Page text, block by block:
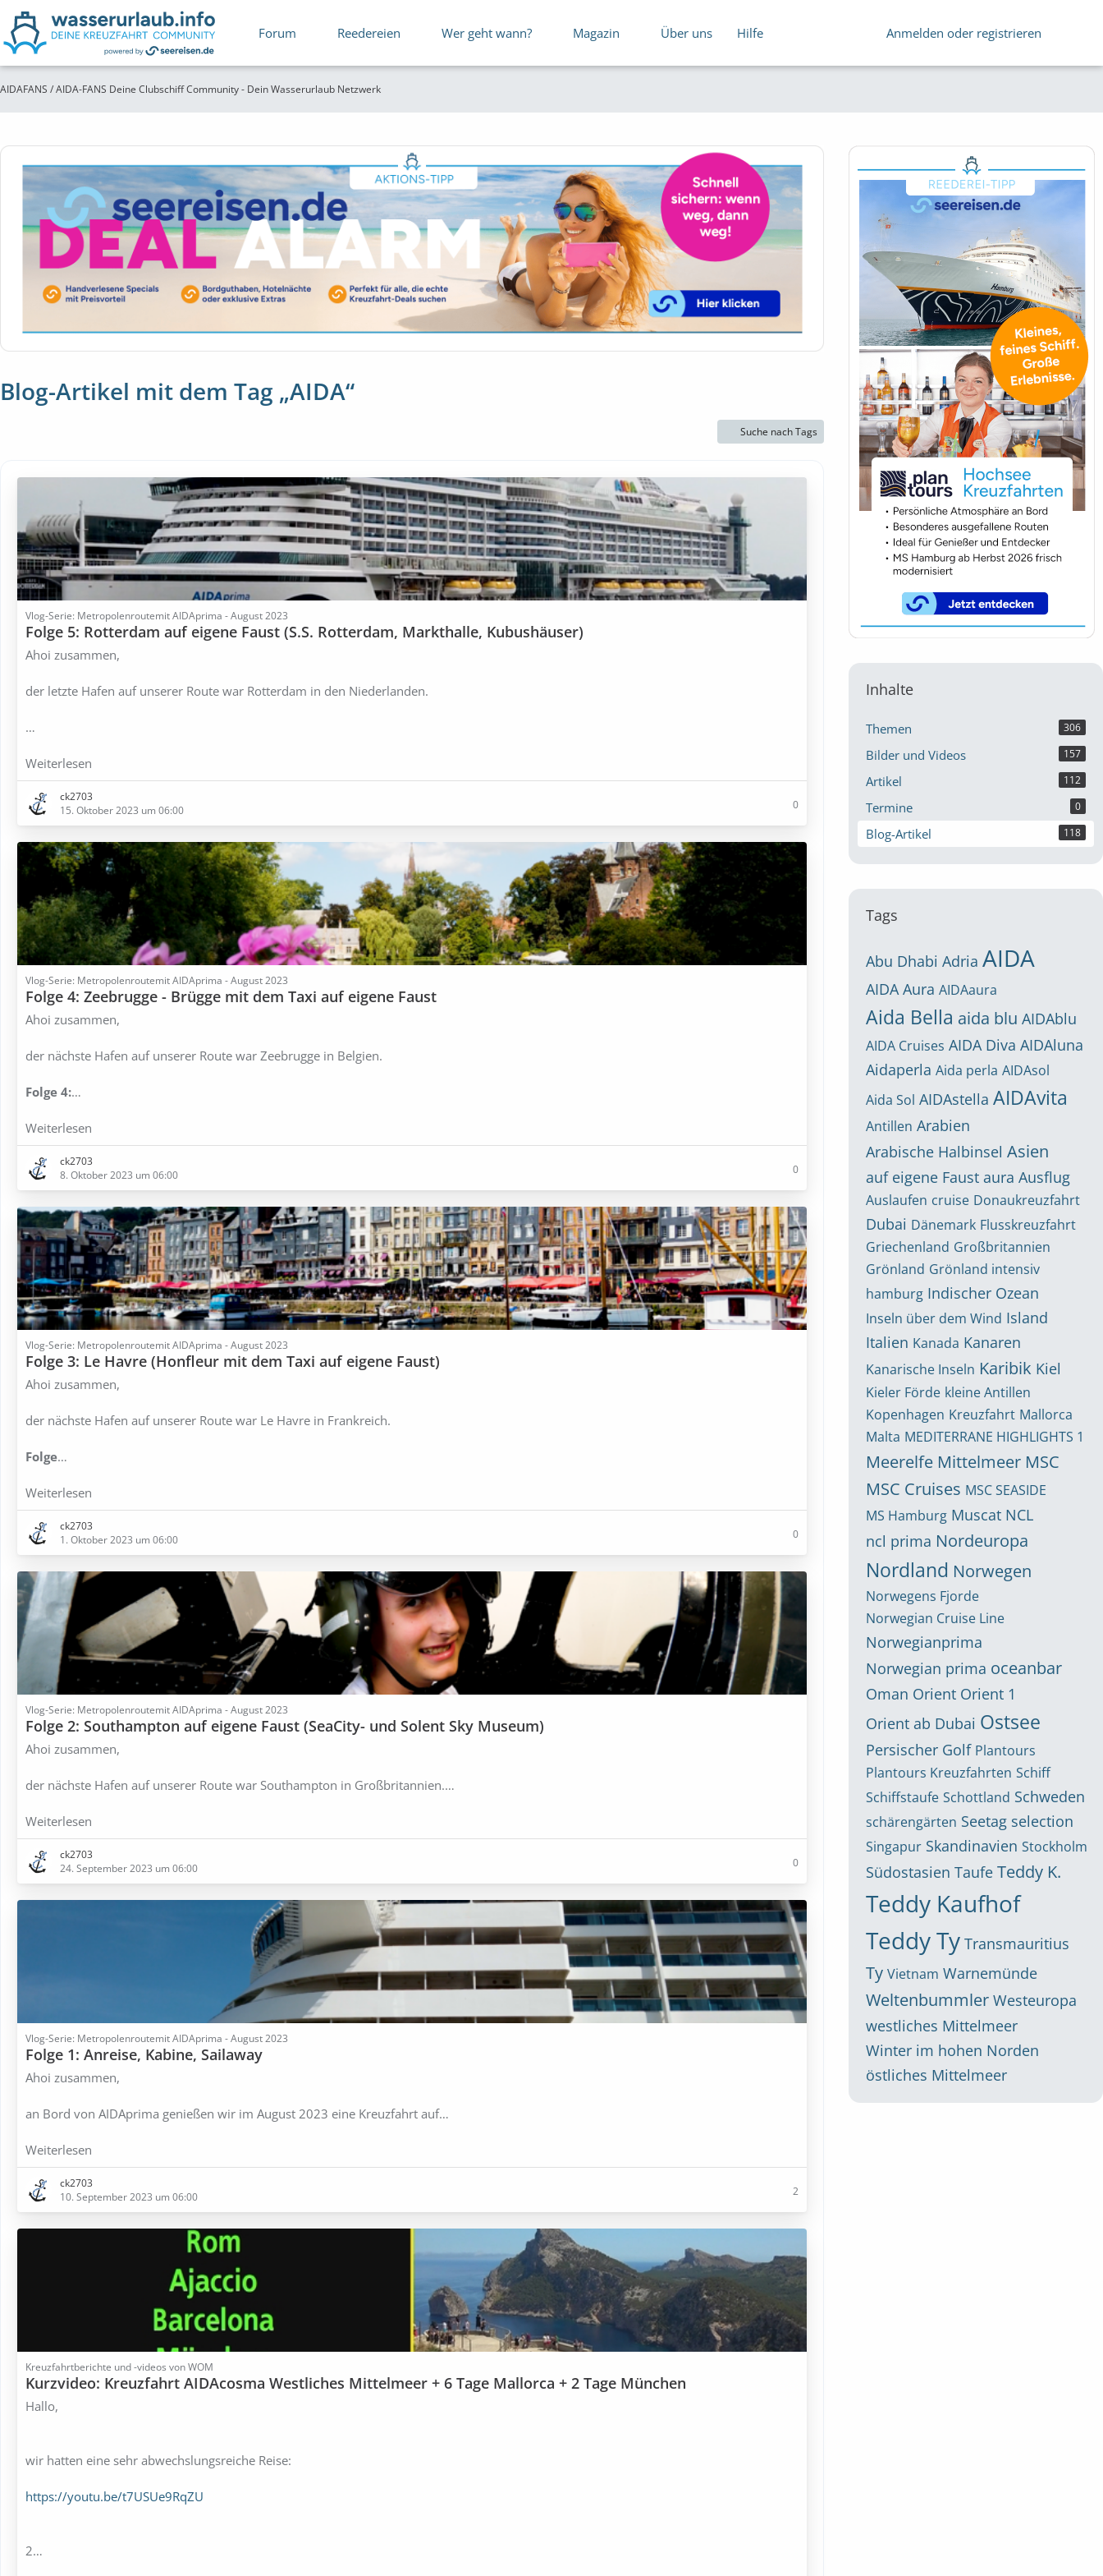
Forum Reedereien Wer geht wann? Magazin Über uns Hilfe Anmelden oder registrieren
AIDAFANS / AIDA-FANS Deine Clubschiff Community - Dein Wasserurlaub Netzwerk
Blog-Artikel mit dem Tag „AIDA“
Suche nach Tags
Vlog-Serie: Metropolenroutemit AIDAprima - August 2023
Folge 5: Rotterdam auf eigene Faust (S.S. Rotterdam, Markthalle, Kubushäuser)
Ahoi zusammen,
der letzte Hafen auf unserer Route war Rotterdam in den Niederlanden.
…
Weiterlesen
ck2703
15. Oktober 2023 um 06:00
0
Vlog-Serie: Metropolenroutemit AIDAprima - August 2023
Folge 4: Zeebrugge - Brügge mit dem Taxi auf eigene Faust
Ahoi zusammen,
der nächste Hafen auf unserer Route war Zeebrugge in Belgien.
Folge 4:…
Weiterlesen
ck2703
8. Oktober 2023 um 06:00
0
Vlog-Serie: Metropolenroutemit AIDAprima - August 2023
Folge 3: Le Havre (Honfleur mit dem Taxi auf eigene Faust)
Ahoi zusammen,
der nächste Hafen auf unserer Route war Le Havre in Frankreich.
Folge…
Weiterlesen
ck2703
1. Oktober 2023 um 06:00
0
Vlog-Serie: Metropolenroutemit AIDAprima - August 2023
Folge 2: Southampton auf eigene Faust (SeaCity- und Solent Sky Museum)
Ahoi zusammen,
der nächste Hafen auf unserer Route war Southampton in Großbritannien.…
Weiterlesen
ck2703
24. September 2023 um 06:00
0
Vlog-Serie: Metropolenroutemit AIDAprima - August 2023
Folge 1: Anreise, Kabine, Sailaway
Ahoi zusammen,
an Bord von AIDAprima genießen wir im August 2023 eine Kreuzfahrt auf…
Weiterlesen
ck2703
10. September 2023 um 06:00
2
Kreuzfahrtberichte und -videos von WOM
Kurzvideo: Kreuzfahrt AIDAcosma Westliches Mittelmeer + 6 Tage Mallorca + 2 Tage München
Hallo,
wir hatten eine sehr abwechslungsreiche Reise:
https://youtu.be/t7USUe9RqZU
2…
Inhalte
Themen 306
Bilder und Videos 157
Artikel 112
Termine 0
Blog-Artikel 118
Tags
Abu Dhabi Adria AIDA
AIDA Aura AIDAaura
Aida Bella aida blu AIDAblu
AIDA Cruises AIDA Diva AIDAluna
Aidaperla Aida perla AIDAsol
Aida Sol AIDAstella AIDAvita
Antillen Arabien
Arabische Halbinsel Asien
auf eigene Faust aura Ausflug
Auslaufen cruise Donaukreuzfahrt
Dubai Dänemark Flusskreuzfahrt
Griechenland Großbritannien
Grönland Grönland intensiv
hamburg Indischer Ozean
Inseln über dem Wind Island
Italien Kanada Kanaren
Kanarische Inseln Karibik Kiel
Kieler Förde kleine Antillen
Kopenhagen Kreuzfahrt Mallorca
Malta MEDITERRANE HIGHLIGHTS 1
Meerelfe Mittelmeer MSC
MSC Cruises MSC SEASIDE
MS Hamburg Muscat NCL
ncl prima Nordeuropa
Nordland Norwegen
Norwegens Fjorde
Norwegian Cruise Line
Norwegianprima
Norwegian prima oceanbar
Oman Orient Orient 1
Orient ab Dubai Ostsee
Persischer Golf Plantours
Plantours Kreuzfahrten Schiff
Schiffstaufe Schottland Schweden
schärengärten Seetag selection
Singapur Skandinavien Stockholm
Südostasien Taufe Teddy K.
Teddy Kaufhof
Teddy Ty Transmauritius
Ty Vietnam Warnemünde
Weltenbummler Westeuropa
westliches Mittelmeer
Winter im hohen Norden
östliches Mittelmeer